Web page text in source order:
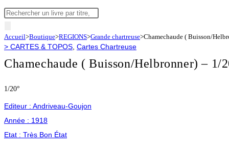
Recherche
produits
Accueil>Boutique>REGIONS>Grande chartreuse>Chamechaude ( Buisson/
> CARTES & TOPOS, Cartes Chartreuse
Chamechaude ( Buisson/Helbronner) – 1/
1/20°
Editeur : Andriveau-Goujon
Année : 1918
Etat : Très Bon État